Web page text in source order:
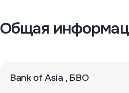
Общая
Bank of Asia , БВО